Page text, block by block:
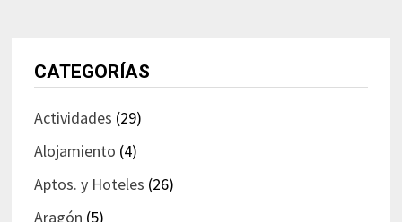
CATEGORÍAS
Actividades (29)
Alojamiento (4)
Aptos. y Hoteles (26)
Aragón (5)